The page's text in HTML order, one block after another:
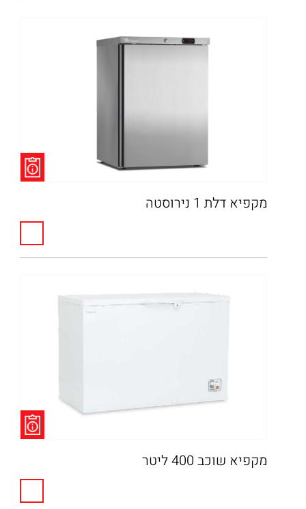
מקפיא דלת 1 נירוסטה
מקפיא שוכב 400 ליטר